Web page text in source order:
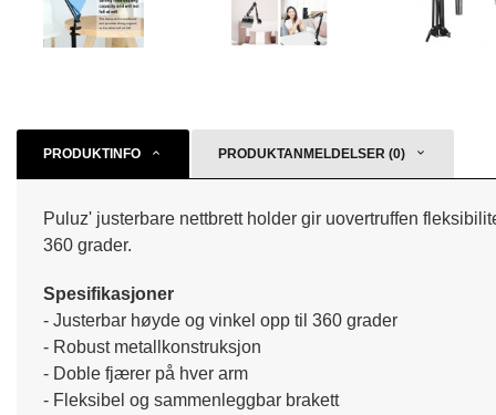
PRODUKTINFO PRODUKTANMELDELSER (0)
Puluz' justerbare nettbrett holder gir uovertruffen
360 grader.
Spesifikasjoner
- Justerbar høyde og vinkel opp til 360 grader
- Robust metallkonstruksjon
- Doble fjærer på hver arm
- Fleksibel og sammenleggbar brakett